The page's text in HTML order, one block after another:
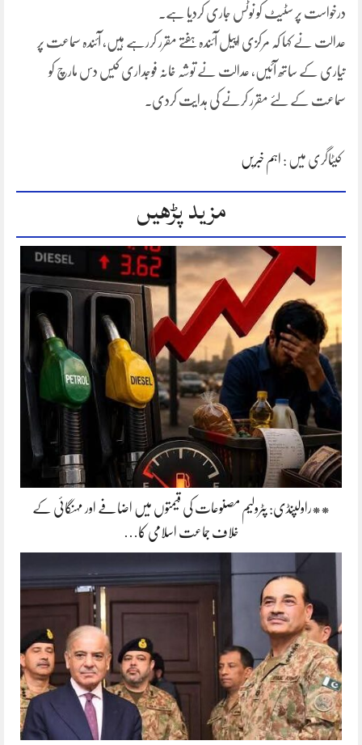
درخواست پر سٹیٹ کو نوٹس جاری کردیا ہے۔
عدالت نے کہا کہ مرکزی اپیل آئندہ ہفتے مقرر کررہے ہیں، آئندہ سماعت پر
تیاری کے ساتھ آئیں، عدالت نے توشہ خانہ فوجداری کیس دس مارچ کو
سماعت کے لئے مقرر کرنے کی ہدایت کردی۔
کیٹاگری میں : اہم خبریں
مزید پڑھیں
**راولپنڈی: پٹرولیم مصنوعات کی قیمتوں میں اضافے اور مہنگائی کے
خلاف جماعت اسلامی کا…